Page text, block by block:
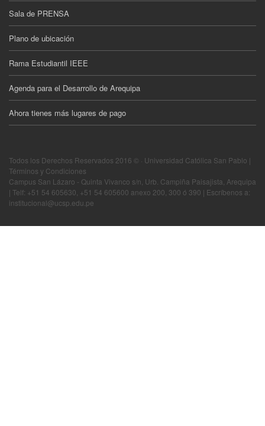
Sala de PRENSA
Plano de ubicación
Rama Estudiantil IEEE
Agenda para el Desarrollo de Arequipa
Ahora tienes más lugares de pago
Todos los Derechos Reservados 2016 © · Universidad Católica San Pablo |
Términos y Condiciones
Campus San Lázaro - Quinta Vivanco s/n, Urb. Campiña Paisajista, Arequipa
| Telf: +51 54 605630, +51 54 605600 anexo 200, 300 ó 390 | Escríbenos a:
institucional@ucsp.edu.pe